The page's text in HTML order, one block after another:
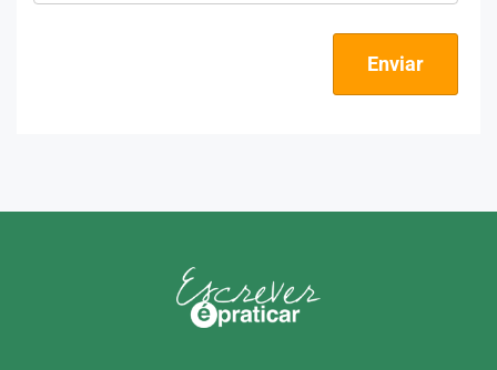
Enviar